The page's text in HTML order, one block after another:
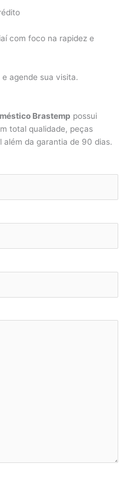
com foco na rapidez e
agende sua visita.
Brastemp possui
total qualidade, peças
além da garantia de 90 dias.